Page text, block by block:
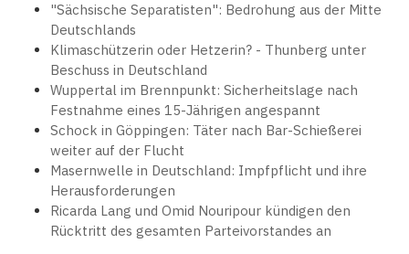
"Sächsische Separatisten": Bedrohung aus der Mitte
Deutschlands
Klimaschützerin oder Hetzerin? - Thunberg unter
Beschuss in Deutschland
Wuppertal im Brennpunkt: Sicherheitslage nach
Festnahme eines 15-Jährigen angespannt
Schock in Göppingen: Täter nach Bar-Schießerei
weiter auf der Flucht
Masernwelle in Deutschland: Impfpflicht und ihre
Herausforderungen
Ricarda Lang und Omid Nouripour kündigen den
Rücktritt des gesamten Parteivorstandes an